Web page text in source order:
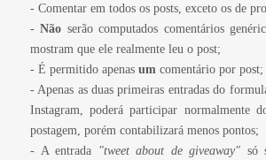
- Comentar em todos os posts, exceto os de
-Não serão computados comentários
mostram que ele realmente leu o post;
- É permitido apenas um comentário por post;
- Apenas as duas primeiras entradas do
Instagram, poderá participar normalmente
postagem, porém contabilizará menos pontos;
- A entrada "tweet about de giveaway" só